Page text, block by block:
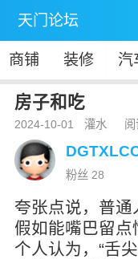
天门论坛
商铺 装修 汽
房子和吃
2024-10-01 灌水
粉丝 28
夸张点说，普通
假如能嘴巴留点
个人认为，“舌